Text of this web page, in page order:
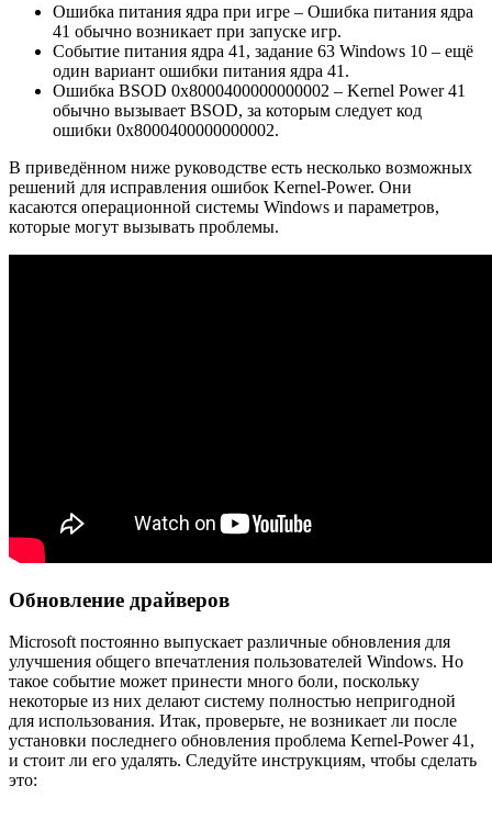
Ошибка питания ядра при игре – Ошибка питания ядра
41 обычно возникает при запуске игр.
Событие питания ядра 41, задание 63 Windows 10 – ещё
один вариант ошибки питания ядра 41.
Ошибка BSOD 0x8000400000000002 – Kernel Power 41
обычно вызывает BSOD, за которым следует код
ошибки 0x8000400000000002.
В приведённом ниже руководстве есть несколько возможных
решений для исправления ошибок Kernel-Power. Они
касаются операционной системы Windows и параметров,
которые могут вызывать проблемы.
Обновление драйверов
Microsoft постоянно выпускает различные обновления для
улучшения общего впечатления пользователей Windows. Но
такое событие может принести много боли, поскольку
некоторые из них делают систему полностью непригодной
для использования. Итак, проверьте, не возникает ли после
установки последнего обновления проблема Kernel-Power 41,
и стоит ли его удалять. Следуйте инструкциям, чтобы сделать
это: